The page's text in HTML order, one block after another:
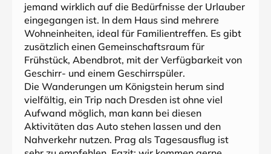
jemand wirklich auf die Bedürfnisse der Urlauber
eingegangen ist. In dem Haus sind mehrere
Wohneinheiten, ideal für Familientreffen. Es gibt
zusätzlich einen Gemeinschaftsraum für
Frühstück, Abendbrot, mit der Verfügbarkeit von
Geschirr- und einem Geschirrspüler.
Die Wanderungen um Königstein herum sind
vielfältig, ein Trip nach Dresden ist ohne viel
Aufwand möglich, man kann bei diesen
Aktivitäten das Auto stehen lassen und den
Nahverkehr nutzen. Prag als Tagesausflug ist